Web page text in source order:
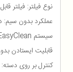
نوع فیلتر: فیلتر
عملکرد بدون سیم:
سیستم EasyClean: جداسازی و تمیز کردن آسان برس
قابلیت ایستادن
کنترل بر روی دسته: